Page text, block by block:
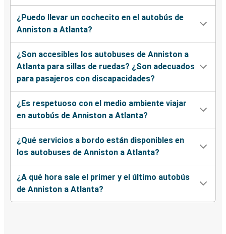
¿Puedo llevar un cochecito en el autobús de
Anniston a Atlanta?
¿Son accesibles los autobuses de Anniston a
Atlanta para sillas de ruedas? ¿Son adecuados
para pasajeros con discapacidades?
¿Es respetuoso con el medio ambiente viajar
en autobús de Anniston a Atlanta?
¿Qué servicios a bordo están disponibles en
los autobuses de Anniston a Atlanta?
¿A qué hora sale el primer y el último autobús
de Anniston a Atlanta?